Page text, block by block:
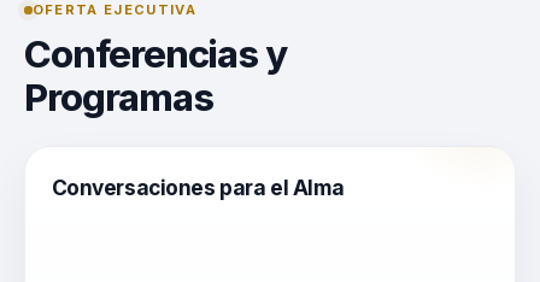
OFERTA EJECUTIVA
Conferencias y
Programas
Conversaciones para el Alma